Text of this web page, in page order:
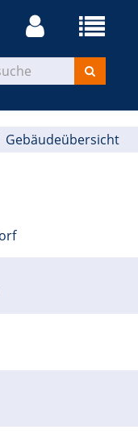
Menü
Kurse
suchen
Gebäudeübersicht